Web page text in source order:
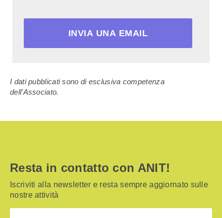
INVIA UNA EMAIL
I dati pubblicati sono di esclusiva competenza
dell'Associato.
Resta in contatto con ANIT!
Iscriviti alla newsletter e resta sempre aggiornato sulle
nostre attività